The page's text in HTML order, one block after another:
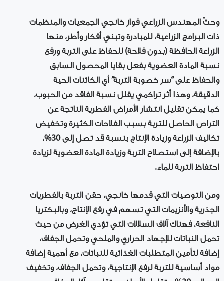
وحثّ المهندس الزراعي فواز خانجي الجمعيات والمنظمات
ذات البرامج الزراعية، للمبادرة وتبني أفكار وأطر، منها
الزراعة الحافظة (بدون فلاحة) للحفاظ على التربة ورفع
نسبة المادة العضوية بفعل بقايا المحصول السابق
والحفاظ على “سر خصوبة التربة” أي الكائنات الحية
الدقيقة، وهذا أثر تراكمي يقلل نسبة الفاقد من الحبوب،
كما يمكن تقليل انتشار الأمراض الفطرية الناتجة عن
التراص الحاصل للتربة بسبب الفلاحات الكثيرة وتخفيض
تكاليف الزراعة وزيادة الإنتاج بنسبة قد تصل إلى 30%،
بالإضافة إلى استصلاح التربة وزيادة المادة العضوية لزيادة
احتفاظ التربة للماء.
ومن التوصيات التي قدمها خانجي، حقن التربة بالفطريات
الجذرية والأنزيمات التي تسهم في رفع الإنتاج، وبالبكتريا
النافعة، فهناك آلاف السلالات التي تؤدي الغرض من حيث
تحمل النباتات للإجهاد الحراري والملحي وتحمل الجفاف،
إضافة لتأمين المتطلبات الغذائية للنباتات، مع أهمية إضافة
مواد أساسية للتربة لرفع الإنتاجية، وتحمل الجفاف، وتخفيف